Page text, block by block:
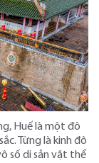
Huế là một đô
Từng là kinh đô
số di sản vật thể